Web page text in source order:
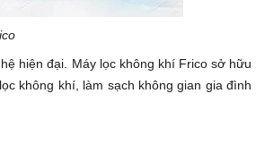
hiện đại. Máy lọc không khí Frico sở hữu
không khí, làm sạch không gian gia đình